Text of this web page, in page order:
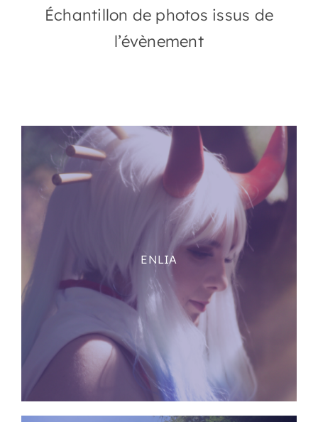
Échantillon de photos issus de
l’évènement
ENLIA